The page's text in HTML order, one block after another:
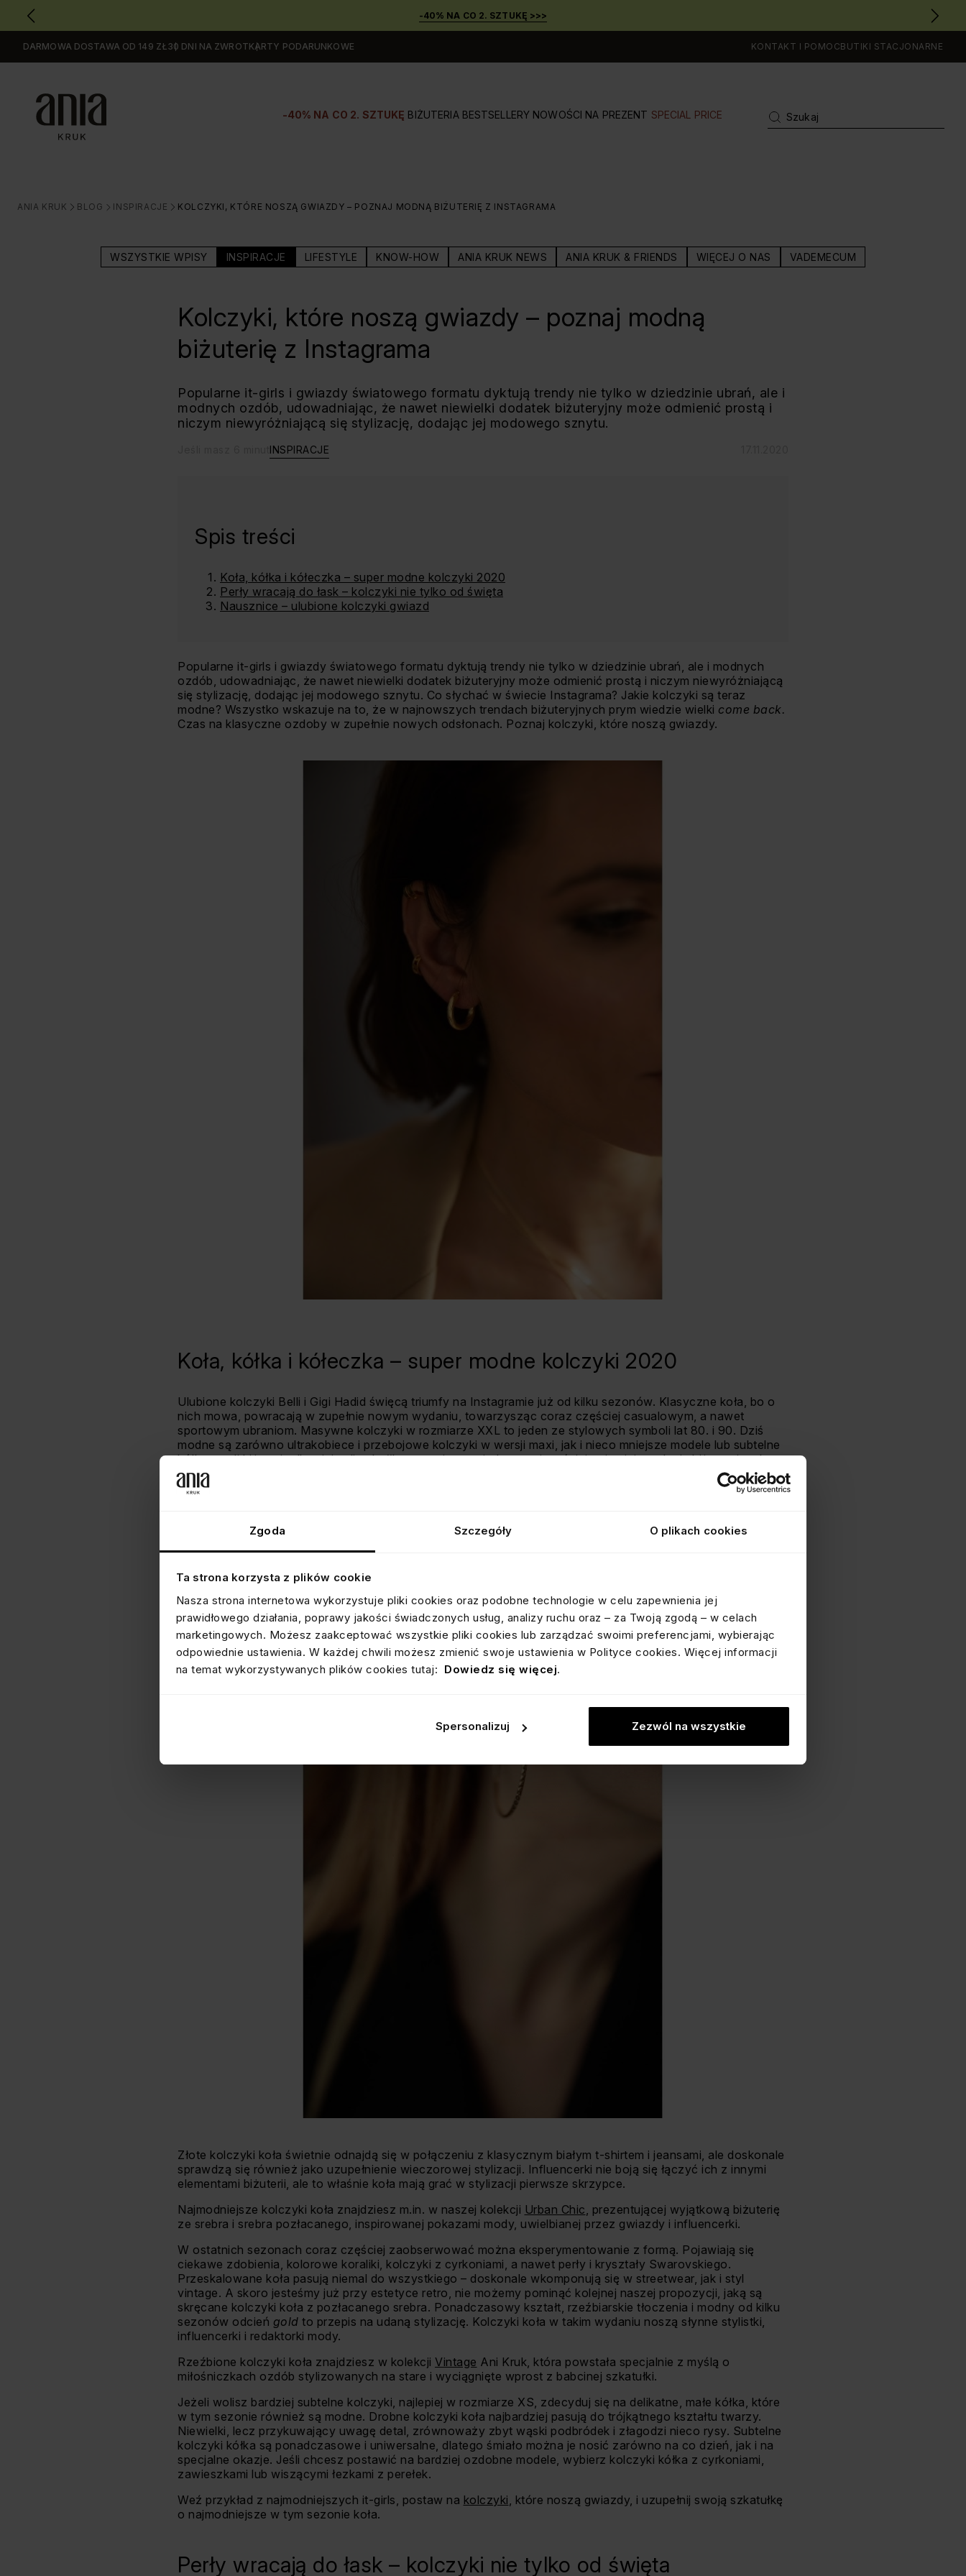
Zgoda Szczegóły O plikach cookies
Ta strona korzysta z plików cookie
Nasza strona internetowa wykorzystuje pliki cookies oraz podobne technologie w celu zapewnienia jej
prawidłowego działania, poprawy jakości świadczonych usług, analizy ruchu oraz – za Twoją zgodą – w celach
marketingowych. Możesz zaakceptować wszystkie pliki cookies lub zarządzać swoimi preferencjami, wybierając
odpowiednie ustawienia. W każdej chwili możesz zmienić swoje ustawienia w Polityce cookies. Więcej informacji
na temat wykorzystywanych plików cookies tutaj: Dowiedz się więcej.
Spersonalizuj Zezwól na wszystkie
GŁÓWNEJ
ZAWARTOŚCI
MENU
-40% NA CO 2. SZTUKĘ >>>
DARMOWA DOSTAWA OD 149 ZŁ30 DNI NA ZWROTKARTY PODARUNKOWE KONTAKT I POMOCBUTIKI STACJONARNE
-40% NA CO 2. SZTUKĘ BIŻUTERIA BESTSELLERY NOWOŚCI NA PREZENT SPECIAL PRICE
ANIA KRUK
>
BLOG
>
INSPIRACJE
>
KOLCZYKI, KTÓRE NOSZĄ GWIAZDY – POZNAJ MODNĄ BIŻUTERIĘ Z INSTAGRAMA
WSZYSTKIE WPISY INSPIRACJE LIFESTYLE KNOW-HOW ANIA KRUK NEWS ANIA KRUK & FRIENDS WIĘCEJ O NAS VADEMECUM
Kolczyki, które noszą gwiazdy – poznaj modną
biżuterię z Instagrama
Popularne it-girls i gwiazdy światowego formatu dyktują trendy nie tylko w dziedzinie ubrań, ale i
modnych ozdób, udowadniając, że nawet niewielki dodatek biżuteryjny może odmienić prostą i
niczym niewyróżniającą się stylizację, dodając jej modowego sznytu.
INSPIRACJE
Spis treści
Koła, kółka i kółeczka – super modne kolczyki 2020
Perły wracają do łask – kolczyki nie tylko od święta
Nausznice – ulubione kolczyki gwiazd
Popularne it-girls i gwiazdy światowego formatu dyktują trendy nie tylko w dziedzinie ubrań, ale i modnych
ozdób, udowadniając, że nawet niewielki dodatek biżuteryjny może odmienić prostą i niczym niewyróżniającą
się stylizację, dodając jej modowego sznytu. Co słychać w świecie Instagrama? Jakie kolczyki są teraz
modne? Wszystko wskazuje na to, że w najnowszych trendach biżuteryjnych prym wiedzie wielki come back.
Czas na klasyczne ozdoby w zupełnie nowych odsłonach. Poznaj kolczyki, które noszą gwiazdy.
Koła, kółka i kółeczka – super modne kolczyki 2020
Ulubione kolczyki Belli i Gigi Hadid święcą triumfy na Instagramie już od kilku sezonów. Klasyczne koła, bo o
nich mowa, powracają w zupełnie nowym wydaniu, towarzysząc coraz częściej casualowym, a nawet
sportowym ubraniom. Masywne kolczyki w rozmiarze XXL to jeden ze stylowych symboli lat 80. i 90. Dziś
modne są zarówno ultrakobiece i przebojowe kolczyki w wersji maxi, jak i nieco mniejsze modele lub subtelne
kółka, czyli biżuteria dla minimalistek. #hoopearrings to jeden z najczęściej pojawiających się biżuteryjnych
hashtagów na Instagramie.
Williams, która zaprojektowała nawet własną kolekcję modnych kolczyków w kształcie koła. Grube i masywne
Złote kolczyki koła świetnie odnajdą się w połączeniu z klasycznym białym t-shirtem i jeansami, ale doskonale
sprawdzą się również jako uzupełnienie wieczorowej stylizacji. Influencerki nie boją się łączyć ich z innymi
elementami biżuterii, ale to właśnie koła mają grać w stylizacji pierwsze skrzypce.
Najmodniejsze kolczyki koła znajdziesz m.in. w naszej kolekcji Urban Chic, prezentującej wyjątkową biżuterię
ze srebra i srebra pozłacanego, inspirowanej pokazami mody, uwielbianej przez gwiazdy i influencerki.
W ostatnich sezonach coraz częściej zaobserwować można eksperymentowanie z formą. Pojawiają się
ciekawe zdobienia, kolorowe koraliki, kolczyki z cyrkoniami, a nawet perły i kryształy Swarovskiego.
Przeskalowane koła pasują niemal do wszystkiego – doskonale wkomponują się w streetwear, jak i styl
vintage. A skoro jesteśmy już przy estetyce retro, nie możemy pominąć kolejnej naszej propozycji, jaką są
skręcane kolczyki koła z pozłacanego srebra. Ponadczasowy kształt, rzeźbiarskie tłoczenia i modny od kilku
sezonów odcień gold to przepis na udaną stylizację. Kolczyki koła w takim wydaniu noszą słynne stylistki,
influencerki i redaktorki mody.
Rzeźbione kolczyki koła znajdziesz w kolekcji Vintage Ani Kruk, która powstała specjalnie z myślą o
miłośniczkach ozdób stylizowanych na stare i wyciągnięte wprost z babcinej szkatułki.
Jeżeli wolisz bardziej subtelne kolczyki, najlepiej w rozmiarze XS, zdecyduj się na delikatne, małe kółka, które
w tym sezonie również są modne. Drobne kolczyki koła najbardziej pasują do trójkątnego kształtu twarzy.
Niewielki, lecz przykuwający uwagę detal, zrównoważy zbyt wąski podbródek i złagodzi nieco rysy. Subtelne
kolczyki kółka są ponadczasowe i uniwersalne, dlatego śmiało można je nosić zarówno na co dzień, jak i na
specjalne okazje. Jeśli chcesz postawić na bardziej ozdobne modele, wybierz kolczyki kółka z cyrkoniami,
zawieszkami lub wiszącymi łezkami z perełek.
Weź przykład z najmodniejszych it-girls, postaw na kolczyki, które noszą gwiazdy, i uzupełnij swoją szkatułkę
o najmodniejsze w tym sezonie koła.
Perły wracają do łask – kolczyki nie tylko od święta